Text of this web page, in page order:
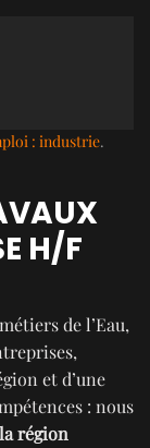
: industrie.
H/F
de l’Eau,
et d’une
: nous
région